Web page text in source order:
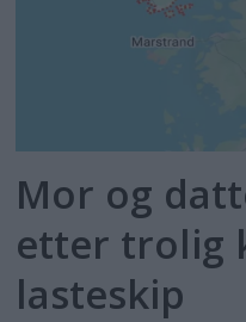
Mor og
etter trolig
lasteskip